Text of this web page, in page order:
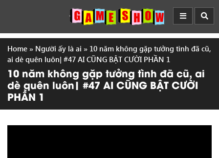
Home » Người ấy là ai » 10 năm không gặp tưởng tình đã cũ,
ai dè quên luôn| #47 AI CŨNG BẬT CƯỜI PHẦN 1
10 năm không gặp tưởng tình đã cũ, ai
dè quên luôn| #47 AI CŨNG BẬT CƯỜI
PHẦN 1